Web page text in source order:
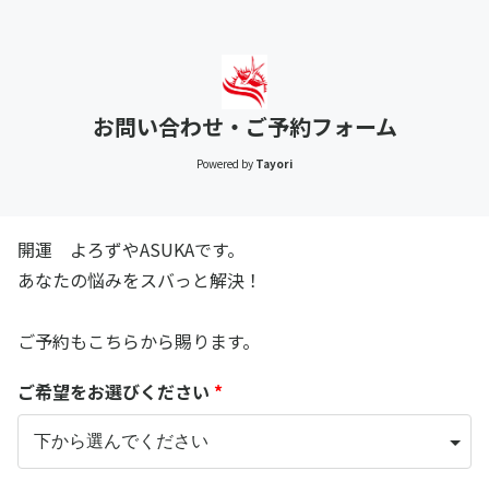
お問い合わせ・ご予約フォーム
Powered by Tayori
開運 よろずやASUKAです。
あなたの悩みをスバっと解決！
ご予約もこちらから賜ります。
ご希望をお選びください *